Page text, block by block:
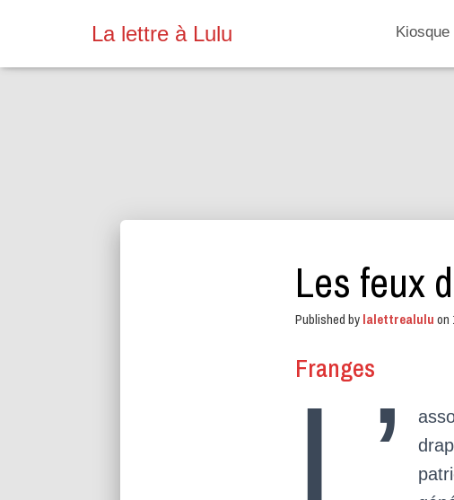
La lettre à Lulu Kiosque
Les feux
Published bylalettrealuluon
Franges
L’